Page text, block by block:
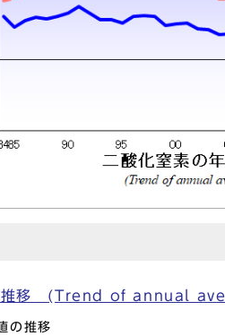
の推移 (Trend of annual
の推移